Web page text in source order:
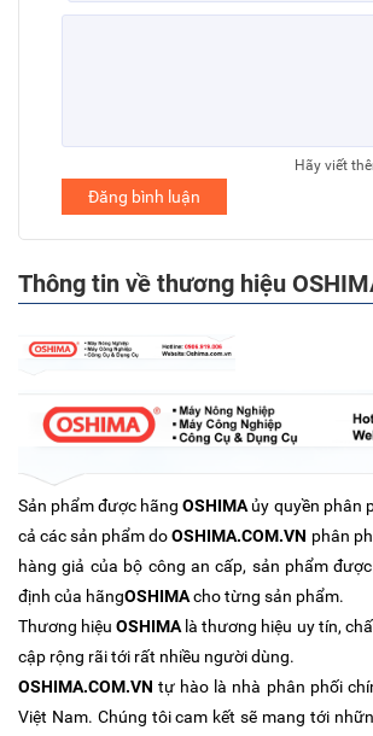
Hãy viết
Đăng bình luận
Thông tin về thương hiệu
Sản phẩm được hãngOSHIMA ủy quyền phân
cả các sản phẩm doOSHIMA.COM.VN phân
hàng giả của bộ công an cấp, sản phẩm
định của hãngOSHIMAcho từng sản phẩm.
Thương hiệu OSHIMA là thương hiệu uy tín,
cập rộng rãi tới rất nhiều người dùng.
OSHIMA.COM.VN tự hào là nhà phân phối
Việt Nam. Chúng tôi cam kết sẽ mang tới